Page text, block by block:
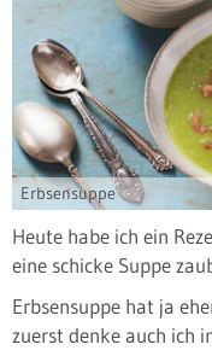
Erbsensuppe
Heute habe ich ein
eine schicke Suppe
Erbsensuppe hat ja
zuerst denke auch ich